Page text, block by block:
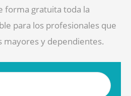
forma gratuita toda la
para los profesionales que
mayores y dependientes.